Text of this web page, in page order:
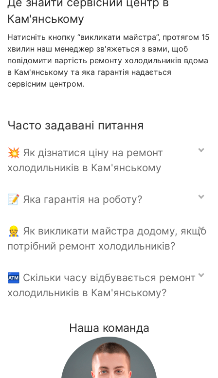
Кам'янському
Натисніть кнопку “викликати майстра”, протягом 15
хвилин наш менеджер зв'яжеться з вами, щоб
повідомити вартість ремонту холодильників вдома
в Кам'янському та яка гарантія надається
сервісним центром.
Часто задавані питання
💥 Як дізнатися ціну на ремонт
холодильників в Кам'янському
📝 Яка гарантія на роботу?
👷 Як викликати майстра додому, якщо
потрібний ремонт холодильників?
🏧 Скільки часу відбувається ремонт
холодильників в Кам'янському?
Наша команда